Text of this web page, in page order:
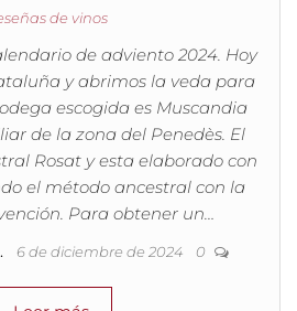
de vinos
de adviento 2024. Hoy
y abrimos la veda para
escogida es Muscandia
de la zona del Penedès. El
Rosat y esta elaborado con
el método ancestral con la
Para obtener un…
6 de diciembre de 2024 0